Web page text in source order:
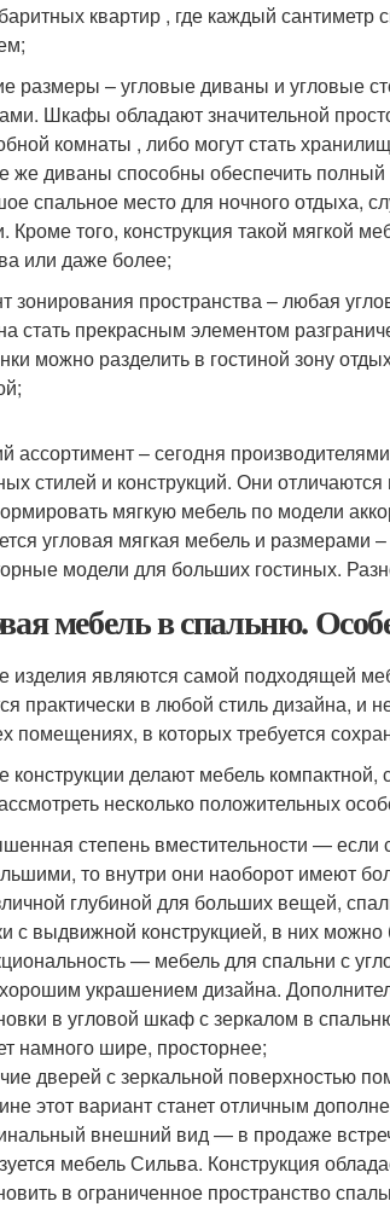
квартир , где каждый
размеры – угловые диваны и угловые
Шкафы обладают значительной
комнаты , либо могут стать
же диваны способны обеспечить полный
спальное место для ночного отдыха,
Кроме того, конструкция такой мягкой
или даже более;
зонирования пространства – любая
стать прекрасным элементом
можно разделить в гостиной зону
ассортимент – сегодня
стилей и конструкций. Они
мягкую мебель по модели
угловая мягкая мебель и размерами
модели для больших гостиных.
мебель в спальню.
изделия являются самой подходящей
практически в любой стиль дизайна, и
помещениях, в которых требуется
конструкции делают мебель
несколько положительных
степень вместительности — если
то внутри они наоборот имеют
глубиной для больших вещей,
с выдвижной конструкцией, в них можно
— мебель для спальни с
украшением дизайна.
в угловой шкаф с зеркалом в
намного шире, просторнее;
дверей с зеркальной поверхностью
этот вариант станет отличным
внешний вид — в продаже
мебель Сильва. Конструкция
в ограниченное пространство